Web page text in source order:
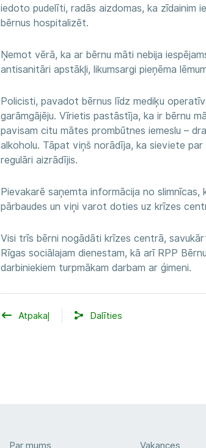
iedoto pudelīti, radās aizdomas, ka zīdainim
bērnus hospitalizēt.
Ņemot vērā, ka ar bērnu māti nebija
antisanitāri apstākļi, likumsargi pieņēma
Policisti, pavadot bērnus līdz mediķu
garāmgājēju. Vīrietis pastāstīja, ka ir bērnu
pavisam citu mātes prombūtnes iemeslu –
alkoholu. Tāpat viņš norādīja, ka sieviete
regulāri aizrādījis.
Pievakarē saņemta informācija no slimnīcas,
pārbaudes un viņi varot doties uz krīzes
Visi trīs bērni nogādāti krīzes centrā,
Rīgas sociālajam dienestam, kā arī RPP
darbiniekiem turpmākam darbam ar ģimeni.
Atpakaļ Dalīties
Par mums Vakances